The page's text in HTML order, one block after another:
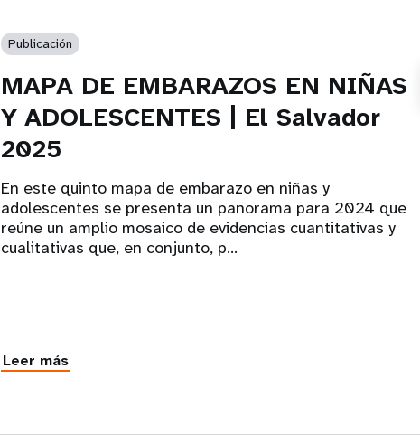
Publicación
MAPA DE EMBARAZOS EN NIÑAS
Y ADOLESCENTES | El Salvador
2025
En este quinto mapa de embarazo en niñas y
adolescentes se presenta un panorama para 2024 que
reúne un amplio mosaico de evidencias cuantitativas y
cualitativas que, en conjunto, p...
Leer más